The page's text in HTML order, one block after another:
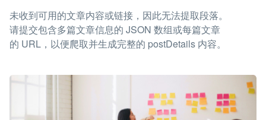
未收到可用的文章内容或链接，因此无法提取段落。
请提交包含多篇文章信息的 JSON 数组或每篇文章
的 URL，以便爬取并生成完整的 postDetails 内容。